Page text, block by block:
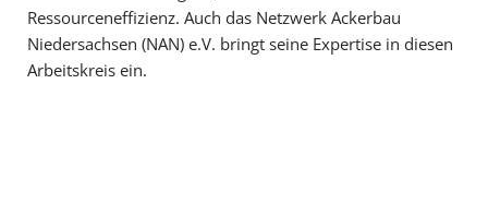
Ressourceneffizienz. Auch das Netzwerk Ackerbau
Niedersachsen (NAN) e.V. bringt seine Expertise in diesen
Arbeitskreis ein.